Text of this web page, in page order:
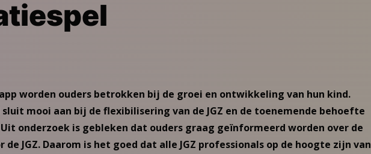
worden ouders betrokken bij de groei en ontwikkeling van hun kind.
mooi aan bij de flexibilisering van de JGZ en de toenemende behoefte
onderzoek is gebleken dat ouders graag geïnformeerd worden over de
de JGZ. Daarom is het goed dat alle JGZ professionals op de hoogte zijn van